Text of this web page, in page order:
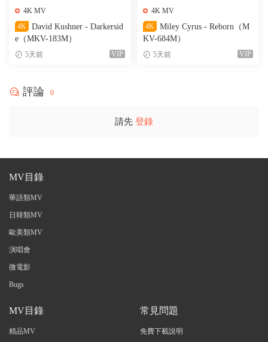
4K MV
4K
David Kushner - Darkersid
e（MKV-183M）
5天前 VIP
4K MV
4K
Miley Cyrus - Reborn（M
KV-684M）
5天前 VIP
評論 0
請先 登錄
MV目錄
華語類MV
日韓類MV
歐美類MV
演唱會
微電影
Bugs
MV目錄
精品MV
常見問題
免費下載說明